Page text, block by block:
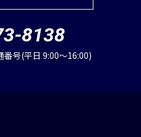
8138
番号(平⽇ 9:00〜16:00)